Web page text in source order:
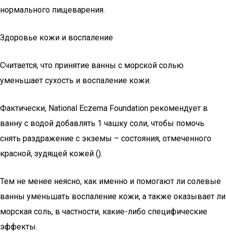
нормального пищеварения.
Здоровье кожи и воспаление
Считается, что принятие ванны с морской солью
уменьшает сухость и воспаление кожи.
Фактически, National Eczema Foundation рекомендует в
ванну с водой добавлять 1 чашку соли, чтобы помочь
снять раздражение с экземы – состояния, отмеченного
красной, зудящей кожей ().
Тем не менее неясно, как именно и помогают ли солевые
ванны уменьшать воспаление кожи, а также оказывает ли
морская соль, в частности, какие-либо специфические
эффекты.